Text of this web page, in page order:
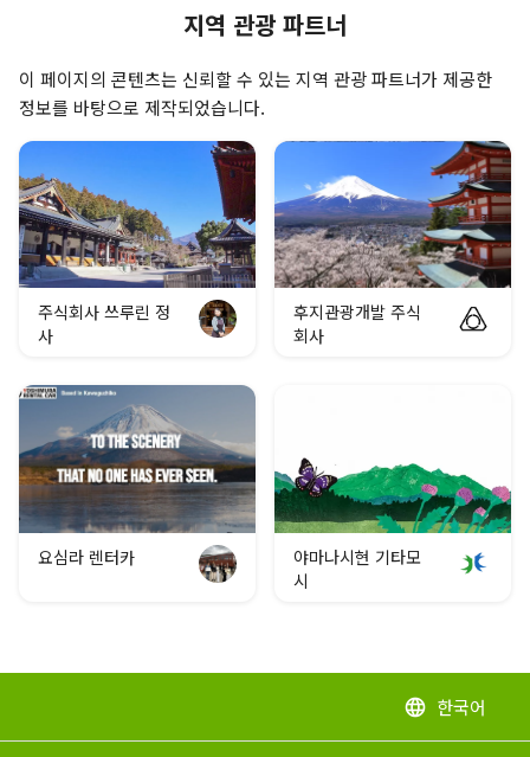
지역 관광 파트너
이 페이지의 콘텐츠는 신뢰할 수 있는 지역 관광 파트너가 제공한
정보를 바탕으로 제작되었습니다.
주식회사 쓰루린 정
사
후지관광개발 주식
회사
요심라 렌터카
야마나시현 기타모
시
language 한국어